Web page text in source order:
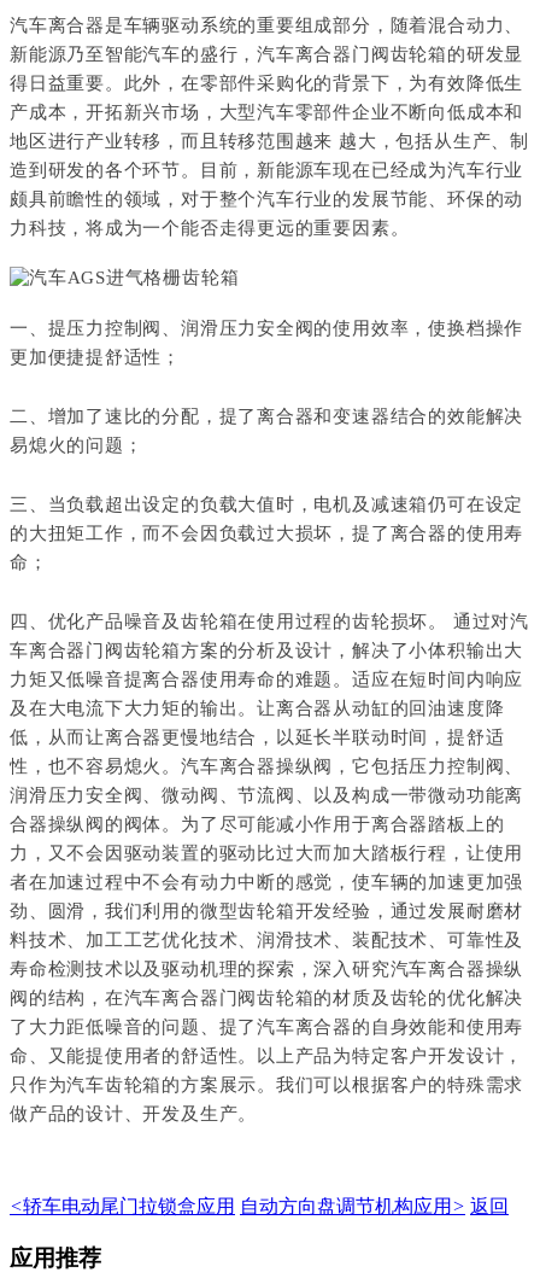
汽车离合器是车辆驱动系统的重要组成部分，随着混合动力、
新能源乃至智能汽车的盛行，汽车离合器门阀齿轮箱的研发显
得日益重要。此外，在零部件采购化的背景下，为有效降低生
产成本，开拓新兴市场，大型汽车零部件企业不断向低成本和
地区进行产业转移，而且转移范围越来 越大，包括从生产、制
造到研发的各个环节。目前，新能源车现在已经成为汽车行业
颇具前瞻性的领域，对于整个汽车行业的发展节能、环保的动
力科技，将成为一个能否走得更远的重要因素。
一、提压力控制阀、润滑压力安全阀的使用效率，使换档操作
更加便捷提舒适性；
二、增加了速比的分配，提了离合器和变速器结合的效能解决
易熄火的问题；
三、当负载超出设定的负载大值时，电机及减速箱仍可在设定
的大扭矩工作，而不会因负载过大损坏，提了离合器的使用寿
命；
四、优化产品噪音及齿轮箱在使用过程的齿轮损坏。 通过对汽
车离合器门阀齿轮箱方案的分析及设计，解决了小体积输出大
力矩又低噪音提离合器使用寿命的难题。适应在短时间内响应
及在大电流下大力矩的输出。让离合器从动缸的回油速度降
低，从而让离合器更慢地结合，以延长半联动时间，提舒适
性，也不容易熄火。汽车离合器操纵阀，它包括压力控制阀、
润滑压力安全阀、微动阀、节流阀、以及构成一带微动功能离
合器操纵阀的阀体。为了尽可能减小作用于离合器踏板上的
力，又不会因驱动装置的驱动比过大而加大踏板行程，让使用
者在加速过程中不会有动力中断的感觉，使车辆的加速更加强
劲、圆滑，我们利用的微型齿轮箱开发经验，通过发展耐磨材
料技术、加工工艺优化技术、润滑技术、装配技术、可靠性及
寿命检测技术以及驱动机理的探索，深入研究汽车离合器操纵
阀的结构，在汽车离合器门阀齿轮箱的材质及齿轮的优化解决
了大力距低噪音的问题、提了汽车离合器的自身效能和使用寿
命、又能提使用者的舒适性。以上产品为特定客户开发设计，
只作为汽车齿轮箱的方案展示。我们可以根据客户的特殊需求
做产品的设计、开发及生产。
<轿车电动尾门拉锁盒应用 自动方向盘调节机构应用 > 返回
应用推荐